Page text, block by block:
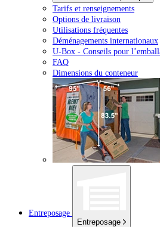
Tarifs et renseignements
Options de livraison
Utilisations fréquentes
Déménagements internationaux
U-Box - Conseils pour
FAQ
Dimensions du conteneur
Entreposage
Entreposage